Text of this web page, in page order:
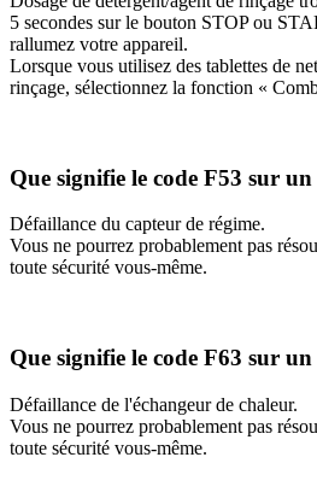
5 secondes sur le bouton STOP ou
rallumez votre appareil.
Lorsque vous utilisez des tablettes de
rinçage, sélectionnez la fonction «
Que signifie le code F53 sur
Défaillance du capteur de régime.
Vous ne pourrez probablement pas
toute sécurité vous-même.
Que signifie le code F63 sur
Défaillance de l'échangeur de chaleur.
Vous ne pourrez probablement pas
toute sécurité vous-même.